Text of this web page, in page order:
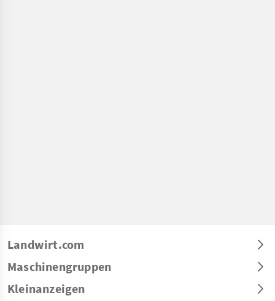
Landwirt.com
Maschinengruppen
Kleinanzeigen